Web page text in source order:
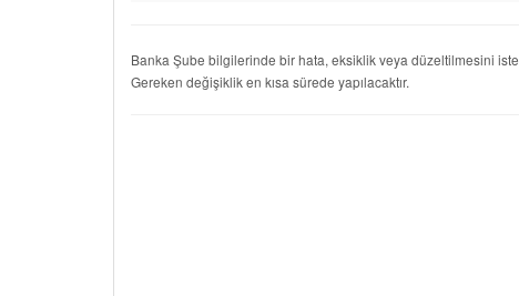
Banka Şube bilgilerinde bir hata, eksiklik veya düzeltilmesini
Gereken değişiklik en kısa sürede yapılacaktır.